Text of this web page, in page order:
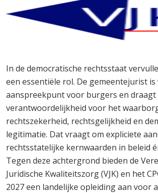
In de democratische rechtsstaat
een essentiële rol. De gemeentejurist
aanspreekpunt voor burgers en draagt
verantwoordelijkheid voor het
rechtszekerheid, rechtsgelijkheid en
legitimatie. Dat vraagt om expliciete
rechtsstatelijke kernwaarden in beleid
Tegen deze achtergrond bieden de
Juridische Kwaliteitszorg (VJK) en het
2027 een landelijke opleiding aan voor